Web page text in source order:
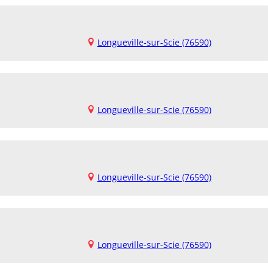
Longueville-sur-Scie (76590)
Longueville-sur-Scie (76590)
Longueville-sur-Scie (76590)
Longueville-sur-Scie (76590)